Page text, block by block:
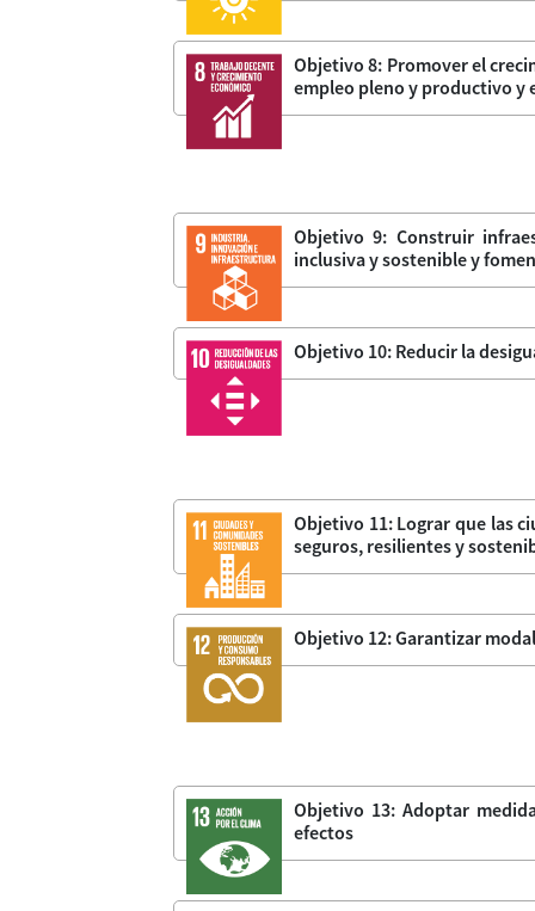
Objetivo 8: Promover el
empleo pleno y productivo y
Objetivo 9: Construir
inclusiva y sostenible y
Objetivo 10: Reducir la
Objetivo 11: Lograr que las
seguros, resilientes y
Objetivo 12: Garantizar
Objetivo 13: Adoptar
efectos